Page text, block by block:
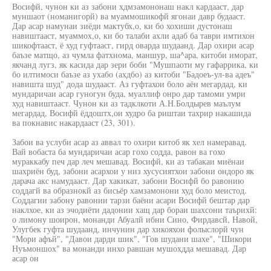
Восифй, чунон ки аз забони хдмзамононаш накл кардааст, дар
муншаот (номанигорй) ва муаммошикофй ягонаи давр будааст.
Дар асар намунаи зиёди мактубх,о, ки бо хохиши дустонаш
навиштааст, муаммох,о, ки бо талаби ахли адаб ба таври имтихон
шикофтааст, ё худ гуфтаасг, гирд оварда шудаанд. Дар охири асар
баъзе матщо, аз чумла фатхнома, маншур, ша^ара, китоби иморат,
якчанд лугз, як касида дар зери боби "Мушпаоти му гафаррика, ки
бо илтимоси баъзе аз ухабо (ахдбо) аз китоби "Бадоеъ-ул-ва адеъ"
навишта шуд" дода шудааст. Аз гуфтахои боло аён мегардад, ки
мундаричаи асар гуногун буда, муаллиф онро дар тамоми умри
худ навиштааст. Чунон ки аз тадклкоти А.Н.Болдырев маълум
мегардад, Восифй ёддоштх,ои худро ба риштаи тахрир накашида
ва покнавис накардааст (23, 301).
Забои ва услуби асар аз аввал то охири китоб як хел намеравад.
Вай вобаста ба мундаричаи асар гохо содда, равон ва гохо
мураккабу печ дар леч мешавад. Восифй, ки аз табакаи миёнаи
шахриён буд, забони асархои у низ хусусиятхои забони ондоро як
дарача акс намудааст. Дар хакикат, забони Восифй бо равонию
соддагй ва образнокй аз бисьёр хамзамонони худ боло меистод.
Соддагии забону равонии тарзи баёни асари Восифй бештар дар
наклхое, ки аз эчодиёти дадонии хащ дар бораи шахсони таърихй:
о лимону шоирон, монанди Абуалй ибни Сино, Фирдавсй, Навой,
Улугбек гуфта шудаанд, инчунин дар хикояхои фолыслорй чун
"Мори афъй", "Давои дарди шик", "Гов шудани шахе", "Шикори
Нуъмоншох" ва монанди инхо равшан мушохдда мешавад. Дар
асар он